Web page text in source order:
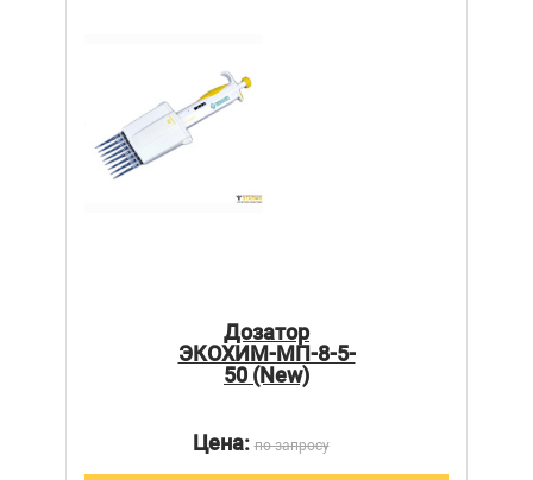
Дозатор
ЭКОХИМ-МП-8-5-
50 (New)
Цена:по запросу